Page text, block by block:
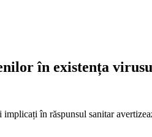
în existența
în răspunsul sanitar